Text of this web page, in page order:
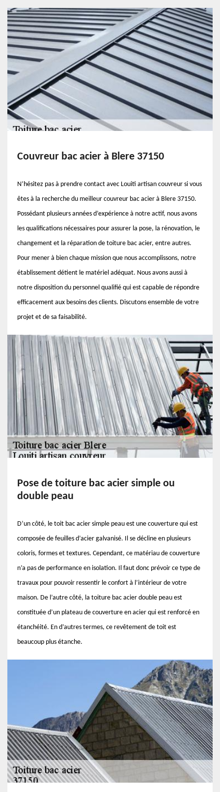
Couvreur bac acier à Blere 37150
N’hésitez pas à prendre contact avec Louiti artisan couvreur si vous
êtes à la recherche du meilleur couvreur bac acier à Blere 37150.
Possédant plusieurs années d’expérience à notre actif, nous avons
les qualifications nécessaires pour assurer la pose, la rénovation, le
changement et la réparation de toiture bac acier, entre autres.
Pour mener à bien chaque mission que nous accomplissons, notre
établissement détient le matériel adéquat. Nous avons aussi à
notre disposition du personnel qualifié qui est capable de répondre
efficacement aux besoins des clients. Discutons ensemble de votre
projet et de sa faisabilité.
Pose de toiture bac acier simple ou
double peau
D’un côté, le toit bac acier simple peau est une couverture qui est
composée de feuilles d’acier galvanisé. Il se décline en plusieurs
coloris, formes et textures. Cependant, ce matériau de couverture
n’a pas de performance en isolation. Il faut donc prévoir ce type de
travaux pour pouvoir ressentir le confort à l’intérieur de votre
maison. De l’autre côté, la toiture bac acier double peau est
constituée d’un plateau de couverture en acier qui est renforcé en
étanchéité. En d’autres termes, ce revêtement de toit est
beaucoup plus étanche.